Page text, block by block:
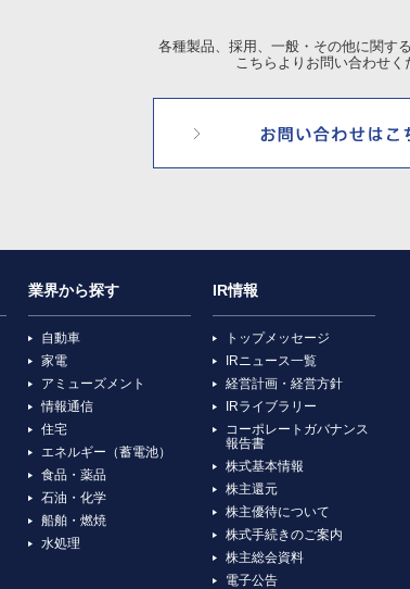
各種製品、採用、一般・その他に関す
こちらよりお問い合わせく
業界から探す
自動車
家電
アミューズメント
情報通信
住宅
エネルギー（蓄電池）
食品・薬品
石油・化学
船舶・燃焼
水処理
IR情報
トップメッセージ
IRニュース一覧
経営計画・経営方針
IRライブラリー
コーポレートガバナンス
報告書
株式基本情報
株主還元
株主優待について
株式手続きのご案内
株主総会資料
電子公告